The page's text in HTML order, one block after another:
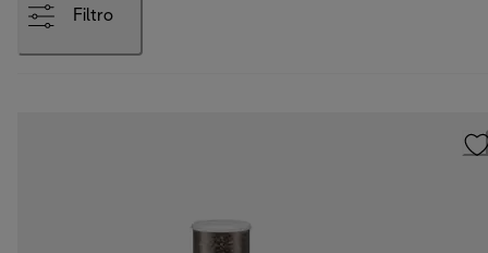
Filtro